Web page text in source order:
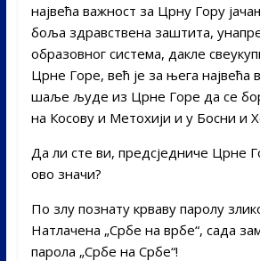
највећа важност за Црну Гору
боља здравствена заштита,
образовног система, дакле
Црне Горе, већ је за њега највећа
шаље људе из Црне Горе да се
на Косову и Метохији и у Босни и
Да ли сте ви, предсједниче Црне
ово значи?
По злу познату крваву паролу
Натлачена „Србе на врбе“, сада
парола „Србе на Србе“!